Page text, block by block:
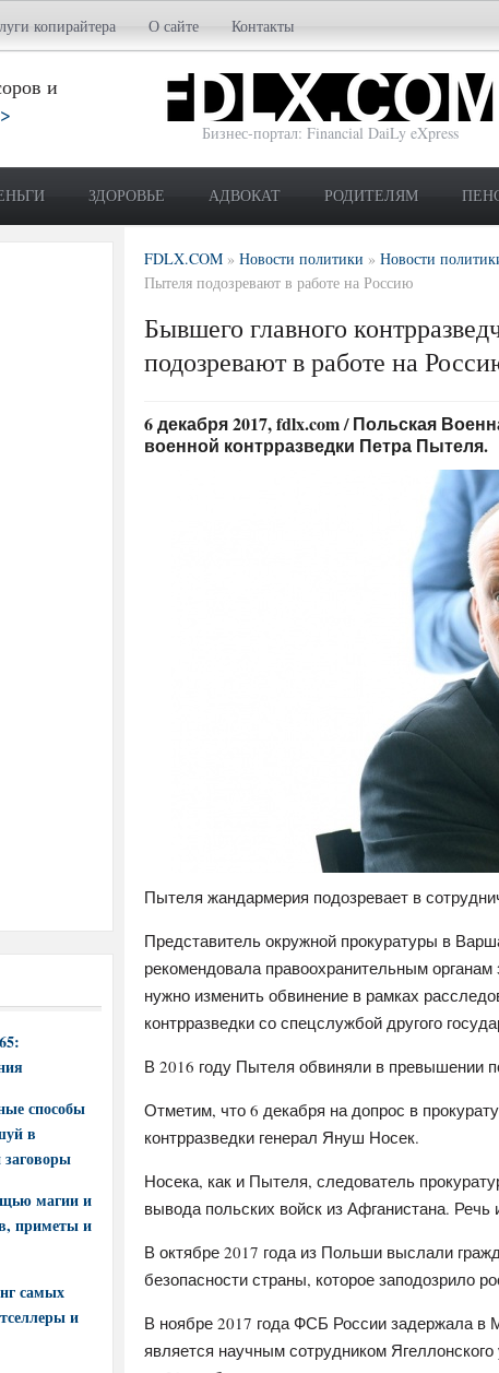
копирайтера О сайте Контакты
и
Бизнес-портал: Financial DaiLy eXpress
ЗДОРОВЬЕ АДВОКАТ РОДИТЕЛЯМ
FDLX.COM » Новости политики » Новости
Пытеля подозревают в работе на Россию
Бывшего главного
подозревают в работе на
6 декабря 2017, fdlx.com / Польская
военной контрразведки Петра Пытеля.
Пытеля жандармерия подозревает в
Представитель окружной прокуратуры в
рекомендовала правоохранительным
нужно изменить обвинение в рамках
контрразведки со спецслужбой другого
В 2016 году Пытеля обвиняли в превышении
Отметим, что 6 декабря на допрос в
контрразведки генерал Януш Носек.
Носека, как и Пытеля, следователь
вывода польских войск из Афганистана.
В октябре 2017 года из Польши выслали
безопасности страны, которое заподозрило
В ноябре 2017 года ФСБ России задержала в
является научным сотрудником
способы
в
магии и
приметы и
самых
и